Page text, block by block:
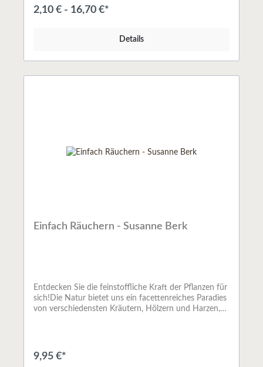
achten.Die Teelichter sind in Aluschalen gegossen und
haben laut Hersteller eine Brenndauer von ca. 4
gereinigtem Bienenwachs in einer deutschen Imkerei
2,10 € - 16,70 €*
Details
Einfach Räuchern - Susanne Berk
Entdecken Sie die feinstoffliche Kraft der Pflanzen für
sich!Die Natur bietet uns ein facettenreiches Paradies
von verschiedensten Kräutern, Hölzern und Harzen,
behilflich sein. Nutzen Sie gezielt, intuitiv oder
spielerisch die wundervolle Wirkung des
9,95 €*